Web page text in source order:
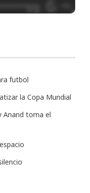
futbol
la Copa Mundial
Anand toma el